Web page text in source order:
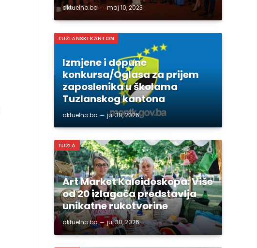
aktuelno.ba maj 10, 2023
TUZLANSKI KANTON
Izmjene i dopune
konkursa/Oglasa za prijem
zaposlenika u školama
Tuzlanskog kantona
aktuelno.ba jul 30, 2026
TUZLA
Art Market Kaleidoskopa: Više
od 20 izlagača predstavlja
unikatne rukotvorine
aktuelno.ba jul 30, 2026